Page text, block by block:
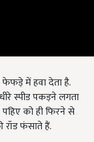
में हवा देता है.
स्पीड पकड़ने लगता
को ही फिरने से
रॉड फंसाते हैं.